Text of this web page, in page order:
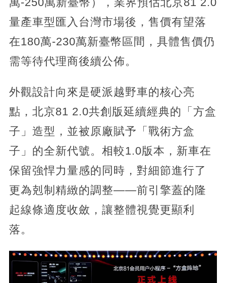
量產車型匯入台灣市場後，售價有望落
在180萬-230萬新臺幣區間，具體售價仍
需等待代理商後續公佈。
外觀設計向來是硬派越野車的核心亮
點，北京81 2.0共創版延續經典的「方盒
子」造型，並被原廠賦予「戰術方盒
子」的全新代號。相較1.0版本，新車在
保留強悍力量感的同時，對細節進行了
更為剋制精緻的調整——前引擎蓋的隆
起線條適度收斂，讓整體視覺更顯利
落。